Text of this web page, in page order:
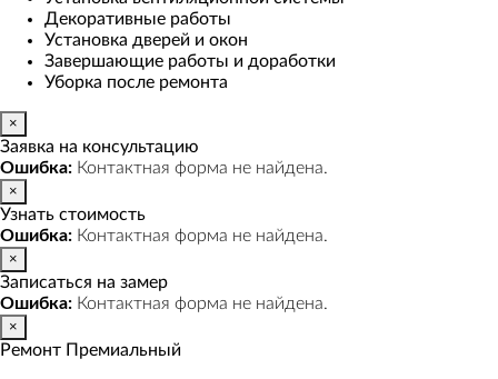
Декоративные работы
Установка дверей и окон
Завершающие работы и доработки
Уборка после ремонта
×
Заявка на консультацию
Ошибка: Контактная форма не найдена.
×
Узнать стоимость
Ошибка: Контактная форма не найдена.
×
Записаться на замер
Ошибка: Контактная форма не найдена.
×
Ремонт Премиальный